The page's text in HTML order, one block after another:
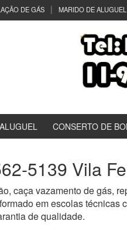
DE GÁS MARIDO DE ALUGUEL
CONSERTO DE
5139 Vila
caça vazamento de gás,
em escolas técnicas
de qualidade.